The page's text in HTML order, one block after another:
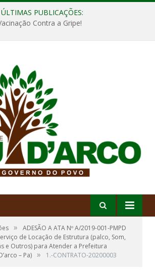
ÚLTIMAS PUBLICAÇÕES:
Contra a Gripe!
»
ADESÃO A ATA Nº A/2019-001-PMPD
de Locação de Estrutura (palco, Som,
e Outros) para Atender a Prefeitura
– Pa) » 1.-CONTRATO-20200003